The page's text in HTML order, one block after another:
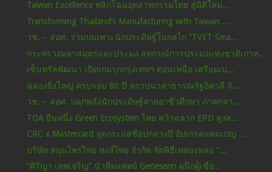
Taiwan Excellence พลิกโฉมอุตสาหกรรมไทย สู่มิติใหม่...
Transforming Thailand’s Manufacturing with Taiwan ...
วช. – สอศ. ร่วมบ่มเพาะนักประดิษฐ์ในกลไก “TVET Sma...
กระทรวงมหาสมุทรและประมง สหกรณ์การประมงแห่งชาติเกาห...
เซ็นทรัลพัฒนา เปิดเกมรุกกรุงเทพฯ ตอนเหนือ เตรียมเป...
ฉลองยิ่งใหญ่ ครบรอบ 80 ปี สถาปนาสาธารณรัฐอิตาลี จั...
วช. – สอศ. ปลุกพลังนักประดิษฐ์สายอาชีวศึกษา ภาคกลา...
TOA ยืนหนึ่ง Green Ecosystem ไทย คว้าฉลาก EPD สูงส...
CRC x Mastercard จุดกระแสช้อปกลางปี อัปเกรดแคมเปญ ...
บริษัท สมุนไพรไทย หงส์ไทย จำกัด จัดพิธีเททองหล่อ “...
“ศิริญา เทพเจริญ” นำทีมแพทย์ Genesenn ผนึกผู้เชี่ย...